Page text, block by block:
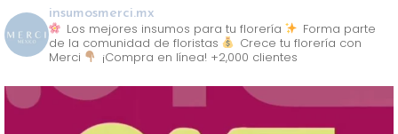
insumosmerci.mx
Los mejores insumos para tu florería
Forma parte
de la comunidad de floristas
Crece tu florería con
Merci
¡Compra en línea! +2,000 clientes